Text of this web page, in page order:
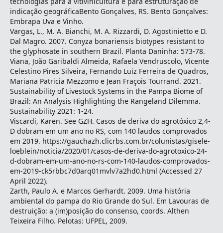
indicação geográficaBento Gonçalves, RS. Bento Gonçalves:
Embrapa Uva e Vinho.
Vargas, L., M. A. Bianchi, M. A. Rizzardi, D. Agostinietto e D.
Dal Magro. 2007. Conyza bonariensis biotypes resistant to
the glyphosate in southern Brazil. Planta Daninha: 573-78.
Viana, João Garibaldi Almeida, Rafaela Vendruscolo, Vicente
Celestino Pires Silveira, Fernando Luiz Ferreira de Quadros,
Mariana Patricia Mezzomo e Jean Fraçois Tourrand. 2021.
Sustainability of Livestock Systems in the Pampa Biome of
Brazil: An Analysis Highlighting the Rangeland Dilemma.
Sustainability 2021: 1-24.
Viscardi, Karen. See GZH. Casos de deriva do agrotóxico 2,4-
D dobram em um ano no RS, com 140 laudos comprovados
em 2019. https://gauchazh.clicrbs.com.br/colunistas/gisele-
loeblein/noticia/2020/01/casos-de-deriva-do-agrotoxico-24-
d-dobram-em-um-ano-no-rs-com-140-laudos-comprovados-
em-2019-ck5rbbc7d0arq01mvlv7a2hd0.html (Accessed 27
April 2022).
Zarth, Paulo A. e Marcos Gerhardt. 2009. Uma história
ambiental do pampa do Rio Grande do Sul. Em Lavouras de
destruição: a (im)posição do consenso, coords. Althen
Teixeira Filho. Pelotas: UFPEL, 2009.